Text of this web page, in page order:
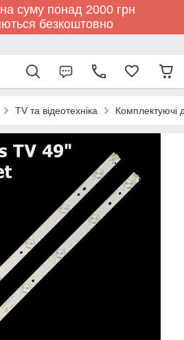
суму понад 2000 грн
безкоштовно
TV та відеотехніка Комплектуючі